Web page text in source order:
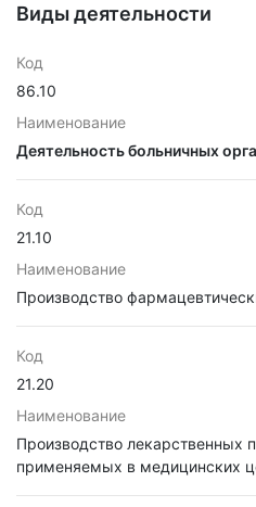
Виды деятельности
Код
86.10
Наименование
Деятельность больничных
Код
21.10
Наименование
Производство
Код
21.20
Наименование
Производство лекарственных
применяемых в медицинских